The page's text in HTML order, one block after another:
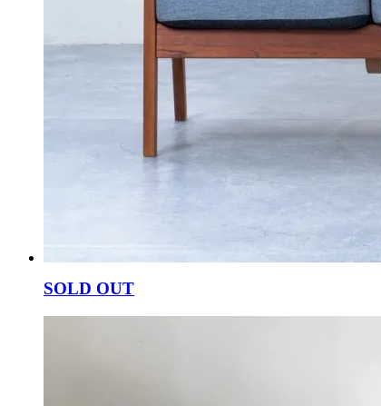
SOLD OUT